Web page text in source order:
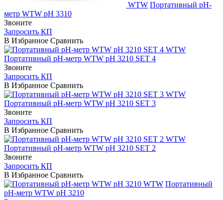
WTW Портативный pH-
метр WTW pH 3310
Звоните
Запросить КП
В Избранное Сравнить
WTW
Портативный pH-метр WTW pH 3210 SET 4
Звоните
Запросить КП
В Избранное Сравнить
WTW
Портативный pH-метр WTW pH 3210 SET 3
Звоните
Запросить КП
В Избранное Сравнить
WTW
Портативный pH-метр WTW pH 3210 SET 2
Звоните
Запросить КП
В Избранное Сравнить
WTW Портативный
pH-метр WTW pH 3210